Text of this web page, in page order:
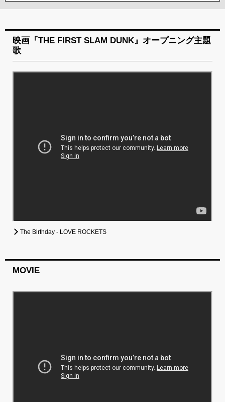
映画『THE FIRST SLAM DUNK』オープニング主題
歌
The Birthday - LOVE ROCKETS
MOVIE